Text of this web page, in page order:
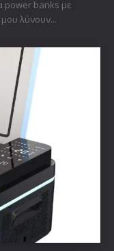
power banks με
λύνουν...